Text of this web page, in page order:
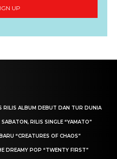
UP
RILIS ALBUM DEBUT DAN TUR DUNIA
RILIS SINGLE “YAMATO”
“CREATURES OF CHAOS”
DREAMY POP “TWENTY FIRST”